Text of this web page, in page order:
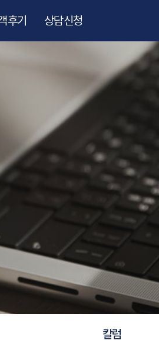
후기 상담신청
칼럼